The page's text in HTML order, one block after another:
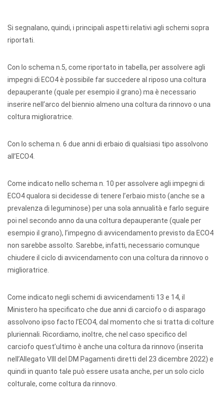
Si segnalano, quindi, i principali aspetti relativi agli schemi sopra
riportati.
Con lo schema n.5, come riportato in tabella, per assolvere agli
impegni di ECO4 è possibile far succedere al riposo una coltura
depauperante (quale per esempio il grano) ma è necessario
inserire nell’arco del biennio almeno una coltura da rinnovo o una
coltura miglioratrice.
Con lo schema n. 6 due anni di erbaio di qualsiasi tipo assolvono
all’ECO4.
Come indicato nello schema n. 10 per assolvere agli impegni di
ECO4 qualora si decidesse di tenere l’erbaio misto (anche se a
prevalenza di leguminose) per una sola annualità e farlo seguire
poi nel secondo anno da una coltura depauperante (quale per
esempio il grano), l’impegno di avvicendamento previsto da ECO4
non sarebbe assolto. Sarebbe, infatti, necessario comunque
chiudere il ciclo di avvicendamento con una coltura da rinnovo o
miglioratrice.
Come indicato negli schemi di avvicendamenti 13 e 14, il
Ministero ha specificato che due anni di carciofo o di asparago
assolvono ipso facto l’ECO4, dal momento che si tratta di colture
pluriennali. Ricordiamo, inoltre, che nel caso specifico del
carciofo quest’ultimo è anche una coltura da rinnovo (inserita
nell’Allegato VIII del DM Pagamenti diretti del 23 dicembre 2022) e
quindi in quanto tale può essere usata anche, per un solo ciclo
colturale, come coltura da rinnovo.